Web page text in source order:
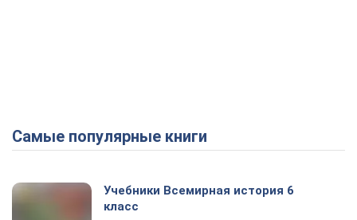
Самые популярные книги
Учебники Всемирная история 6
класс